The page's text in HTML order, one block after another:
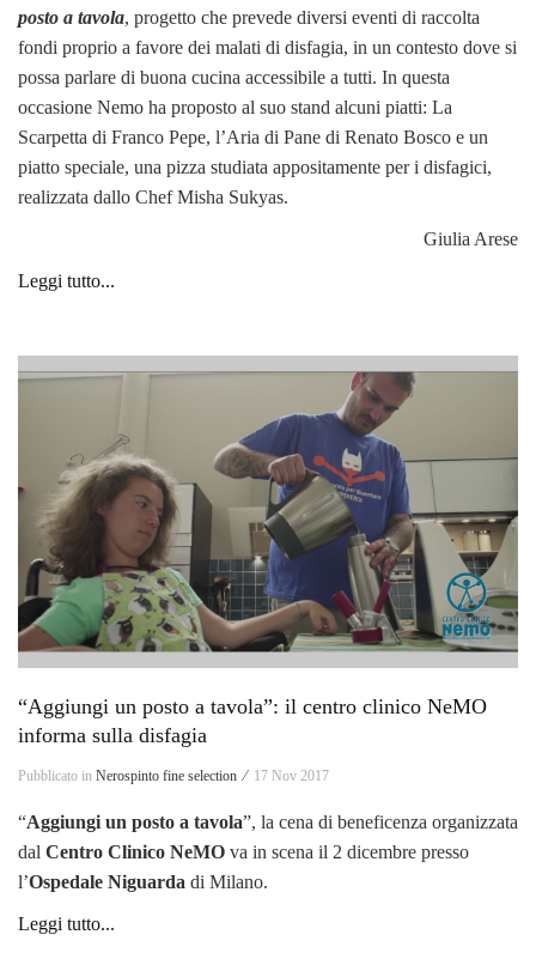
posto a tavola, progetto che prevede diversi eventi di raccolta
fondi proprio a favore dei malati di disfagia, in un contesto dove si
possa parlare di buona cucina accessibile a tutti. In questa
occasione Nemo ha proposto al suo stand alcuni piatti: La
Scarpetta di Franco Pepe, l’Aria di Pane di Renato Bosco e un
piatto speciale, una pizza studiata appositamente per i disfagici,
realizzata dallo Chef Misha Sukyas.
Giulia Arese
Leggi tutto...
“Aggiungi un posto a tavola”: il centro clinico NeMO
informa sulla disfagia
Pubblicato in Nerospinto fine selection ⁄ 17 Nov 2017
“Aggiungi un posto a tavola”, la cena di beneficenza organizzata
dal Centro Clinico NeMO va in scena il 2 dicembre presso
l’Ospedale Niguarda di Milano.
Leggi tutto...